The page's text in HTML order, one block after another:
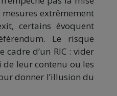
extrêmement
certains évoquent
Le risque
d’un RIC : vider
leur contenu ou les
donner l’illusion du